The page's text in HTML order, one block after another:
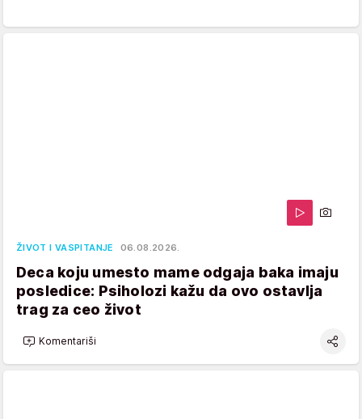
ŽIVOT I VASPITANJE 06.08.2026.
Deca koju umesto mame odgaja baka imaju
posledice: Psiholozi kažu da ovo ostavlja
trag za ceo život
Komentariši